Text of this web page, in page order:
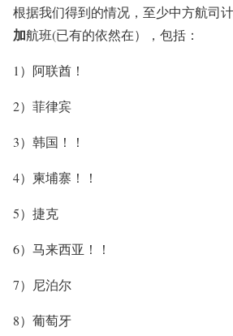
根据我们得到的情况，至少中方航司
加航班(已有的依然在），包括：
1）阿联酋！
2）菲律宾
3）韩国！！
4）柬埔寨！！
5）捷克
6）马来西亚！！
7）尼泊尔
8）葡萄牙